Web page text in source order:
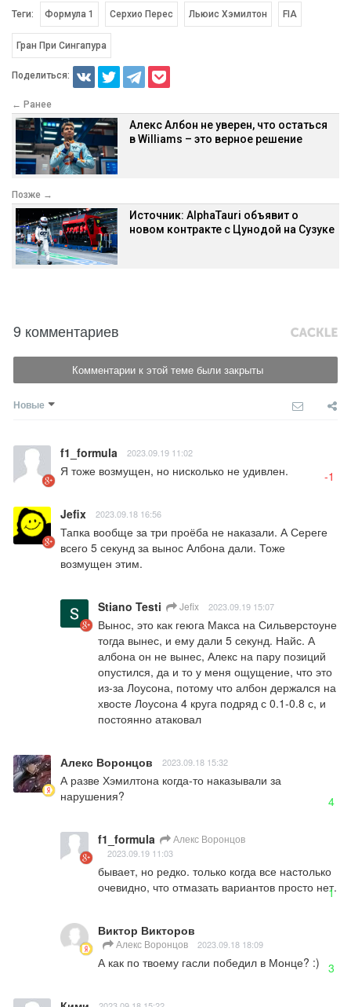
Теги: Формула 1 Серхио Перес Льюис Хэмилтон FIA
Гран При Сингапура
Поделиться:
← Ранее
Алекс Албон не уверен, что остаться
в Williams – это верное решение
Позже →
Источник: AlphaTauri объявит о
новом контракте с Цунодой на Сузуке
9 комментариев
Комментарии к этой теме были закрыты
Новые
f1_formula 2023.09.19 11:02
Я тоже возмущен, но нисколько не удивлен. -1
Jefix 2023.09.18 16:56
Тапка вообще за три проёба не наказали. А Сереге
всего 5 секунд за вынос Албона дали. Тоже
возмущен этим.
Stiano Testi Jefix 2023.09.19 15:07
Вынос, это как геюга Макса на Сильверстоуне
тогда вынес, и ему дали 5 секунд. Найс. А
албона он не вынес, Алекс на пару позиций
опустился, да и то у меня ощущение, что это
из-за Лоусона, потому что албон держался на
хвосте Лоусона 4 круга подряд с 0.1-0.8 с, и
постоянно атаковал
Алекс Воронцов 2023.09.18 15:32
А разве Хэмилтона когда-то наказывали за
нарушения?
4
f1_formula Алекс Воронцов
2023.09.19 11:03
бывает, но редко. только когда все настолько
очевидно, что отмазать вариантов просто нет.
1
Виктор Викторов
Алекс Воронцов 2023.09.18 18:09
А как по твоему гасли победил в Монце? :) 3